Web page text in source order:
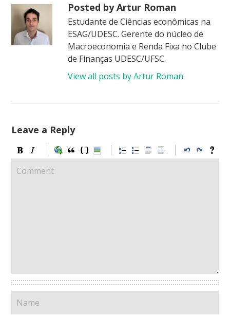
Posted by Artur Roman
Estudante de Ciências econômicas na
ESAG/UDESC. Gerente do núcleo de
Macroeconomia e Renda Fixa no Clube
de Finanças UDESC/UFSC.
View all posts by Artur Roman
Leave a Reply